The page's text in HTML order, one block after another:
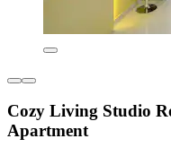
Cozy Living Studio
Apartment